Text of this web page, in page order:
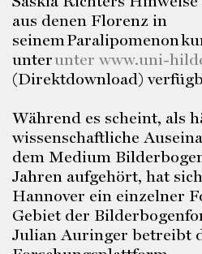
aus denen Florenz in
seinem Paralipomenon
unterunter www.uni-
(Direktdownload)
Während es scheint, als
wissenschaftliche
dem Medium
Jahren aufgehört, hat
Hannover ein einzelner
Gebiet der
Julian Auringer betreibt